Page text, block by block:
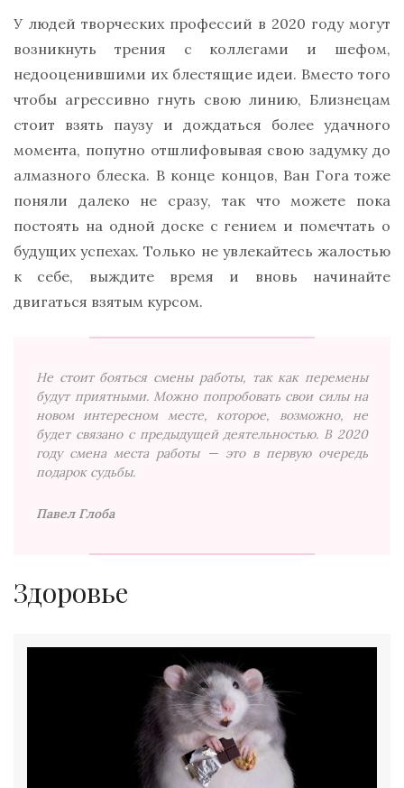
У людей творческих профессий в 2020 году могут
возникнуть трения с коллегами и шефом,
недооценившими их блестящие идеи. Вместо того
чтобы агрессивно гнуть свою линию, Близнецам
стоит взять паузу и дождаться более удачного
момента, попутно отшлифовывая свою задумку до
алмазного блеска. В конце концов, Ван Гога тоже
поняли далеко не сразу, так что можете пока
постоять на одной доске с гением и помечтать о
будущих успехах. Только не увлекайтесь жалостью
к себе, выждите время и вновь начинайте
двигаться взятым курсом.
Не стоит бояться смены работы, так как перемены
будут приятными. Можно попробовать свои силы на
новом интересном месте, которое, возможно, не
будет связано с предыдущей деятельностью. В 2020
году смена места работы — это в первую очередь
подарок судьбы.
Павел Глоба
Здоровье